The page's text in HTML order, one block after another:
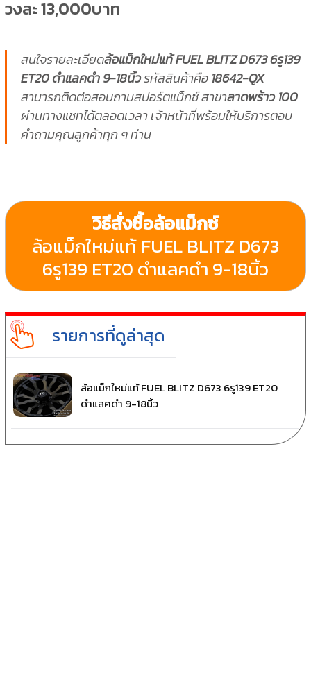
วงละ 13,000บาท
สนใจรายละเอียดล้อแม็กใหม่แท้ FUEL BLITZ D673 6รู139
ET20 ดำแลคดำ 9-18นิ้วรหัสสินค้าคือ 18642-QX
สามารถติดต่อสอบถามสปอร์ตแม็กซ์ สาขาลาดพร้าว 100
ผ่านทางแชทได้ตลอดเวลา เจ้าหน้าที่พร้อมให้บริการตอบ
คำถามคุณลูกค้าทุก ๆ ท่าน
วิธีสั่งซื้อล้อแม็กซ์
ล้อแม็กใหม่แท้ FUEL BLITZ D673
6รู139 ET20 ดำแลคดำ 9-18นิ้ว
รายการที่ดูล่าสุด
ล้อแม็กใหม่แท้ FUEL BLITZ D673 6รู139 ET20
ดำแลคดำ 9-18นิ้ว